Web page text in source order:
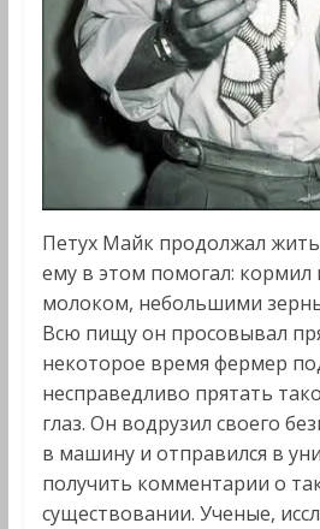
Петух Майк продолжал
ему в этом помогал: кормил
молоком, небольшими
Всю пищу он просовывал
некоторое время фермер
несправедливо прятать
глаз. Он водрузил своего
в машину и отправился в
получить комментарии о
существовании. Ученые,